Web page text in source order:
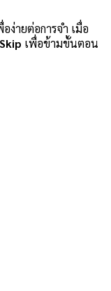
ง่ายต่อการจำ เมื่อ
Skip เพื่อข้ามขั้นตอน